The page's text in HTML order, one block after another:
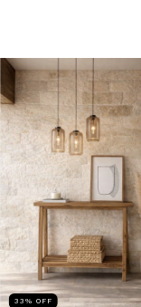
33 % OFF